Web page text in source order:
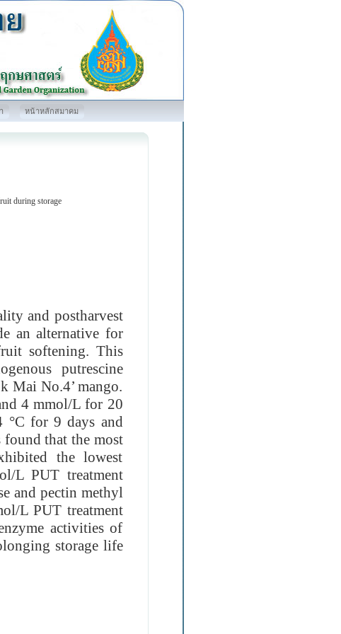
หน้าหลักสมาคม
during storage
and postharvest
an alternative for
softening. This
putrescine
Mai No.4’ mango.
4 mmol/L for 20
°C for 9 days and
found that the most
the lowest
L PUT treatment
and pectin methyl
L PUT treatment
activities of
storage life